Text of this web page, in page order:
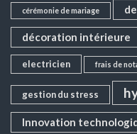
cérémonie de mariage
décoration intérieure
electricien frais de
gestion du stress
Innovation